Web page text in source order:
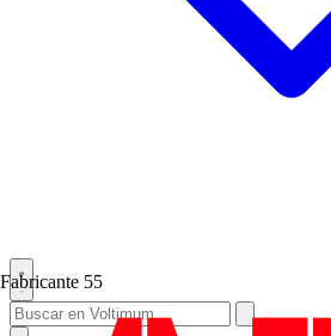
Fabricante 55